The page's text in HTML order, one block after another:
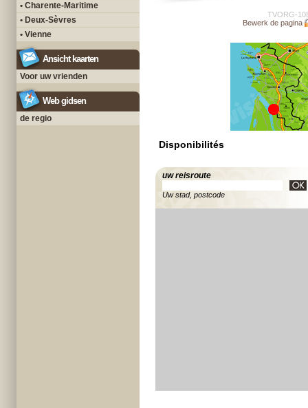
• Charente-Maritime
• Deux-Sèvres
• Vienne
Ansicht kaarten
Voor uw vrienden
Web gidsen
de regio
TVORG-
Bewerk de pagina
Disponibilités
uw reisroute
Uw stad, postcode